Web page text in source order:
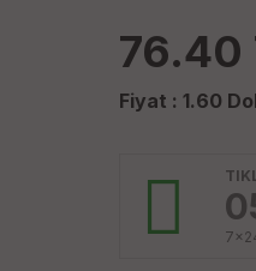
76.40
Fiyat : 1.60